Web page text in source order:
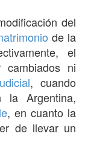
del
de la
el
ni
, cuando
la Argentina,
, en cuanto la
de llevar un